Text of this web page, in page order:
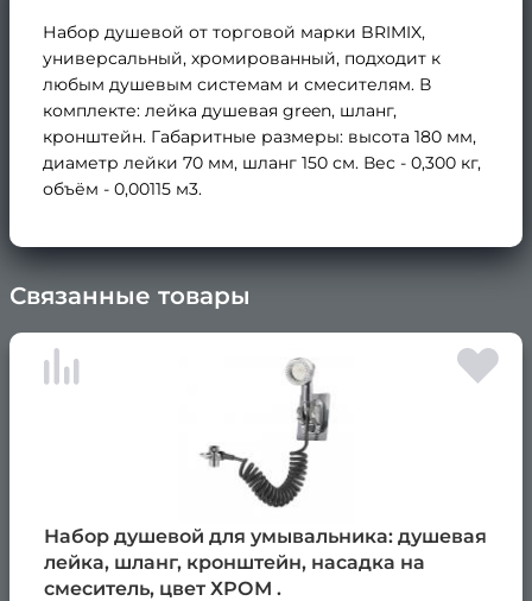
Набор душевой от торговой марки BRIMIX,
универсальный, хромированный, подходит к
любым душевым системам и смесителям. В
комплекте: лейка душевая green, шланг,
кронштейн. Габаритные размеры: высота 180 мм,
диаметр лейки 70 мм, шланг 150 см. Вес - 0,300 кг,
объём - 0,00115 м3.
Связанные товары
Набор душевой для умывальника: душевая
лейка, шланг, кронштейн, насадка на
смеситель, цвет ХРОМ .